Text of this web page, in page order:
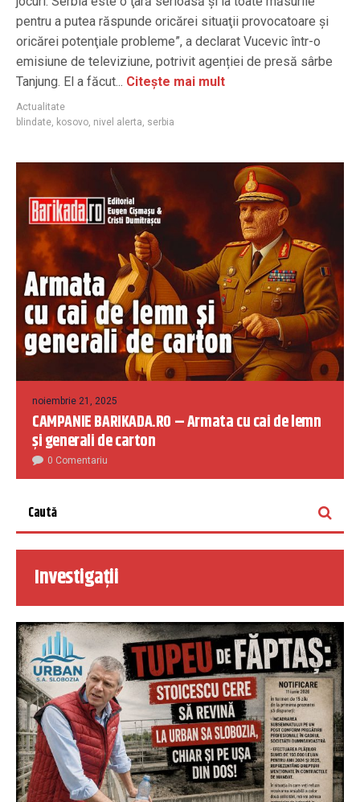
pentru a putea răspunde oricărei situaţii provocatoare şi
oricărei potenţiale probleme”, a declarat Vucevic într-o
emisiune de televiziune, potrivit agenției de presă sârbe
Tanjung. El a făcut... Citește mai mult
Actualitate
blindate, kosovo, nivel alerta, serbia
noiembrie 21, 2025
CAMPANIE BARIKADA.RO – Armata cu cai de lemn
și generali de carton
0 Comentariu
Investigații